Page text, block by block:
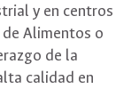
y en centros
Alimentos o
de la
calidad en